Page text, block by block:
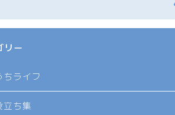
リー
ちライフ
立ち集